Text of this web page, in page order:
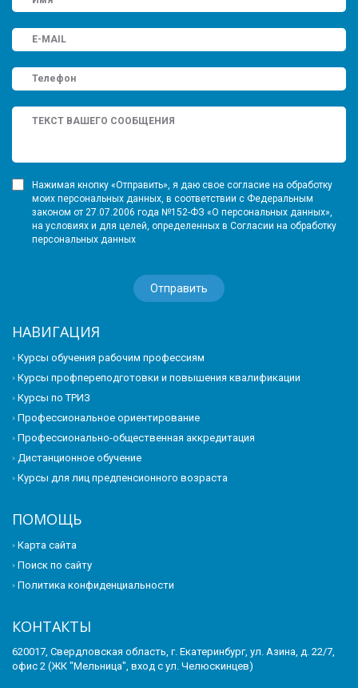
Нажимая кнопку «Отправить», я даю свое согласие на обработку
моих персональных данных, в соответствии с Федеральным
законом от 27.07.2006 года №152-ФЗ «О персональных данных»,
на условиях и для целей, определенных в Согласии на обработку
персональных данных
НАВИГАЦИЯ
Курсы обучения рабочим профессиям
Курсы профпереподготовки и повышения квалификации
Курсы по ТРИЗ
Профессиональное ориентирование
Профессионально-общественная аккредитация
Дистанционное обучение
Курсы для лиц предпенсионного возраста
ПОМОЩЬ
Карта сайта
Поиск по сайту
Политика конфиденциальности
КОНТАКТЫ
620017, Свердловская область, г. Екатеринбург, ул. Азина, д. 22/7,
офис 2 (ЖК "Мельница", вход с ул. Челюскинцев)